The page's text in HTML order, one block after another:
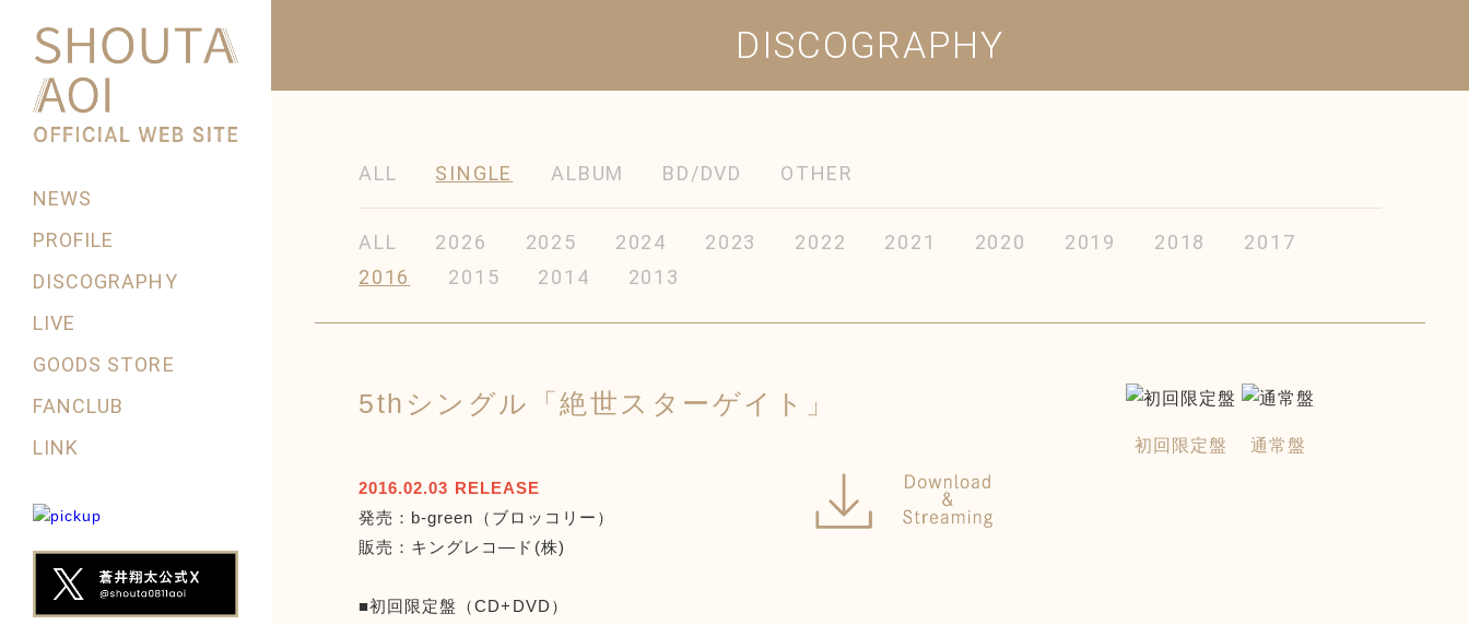
NEWS
PROFILE
DISCOGRAPHY
LIVE
GOODS STORE
FANCLUB
LINK
DISCOGRAPHY
ALL SINGLE ALBUM BD/DVD OTHER
ALL 2026 2025 2024 2023 2022 2021 2020 2019 2018
2017
2016
2015 2014 2013
5thシングル「絶世スターゲイト」
2016.02.03 RELEASE
発売：b-green（ブロッコリー）
販売：キングレコ―ド(株)
■初回限定盤（CD+DVD）
初回限定盤 通常盤